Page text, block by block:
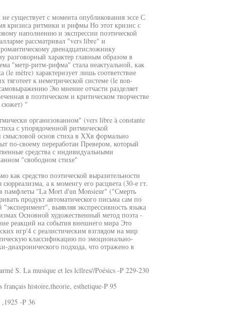
существует с момента опубликования эссе С
кризиса ритмики и рифмы Но этот кризис с
наполнению и экспрессии поэтической
рассматривал "vers libre" и
двенадцатисложнику
разговорный характер главным образом в
"метр-ритм-рифма" стала неактуальной, как
(le mètre) характеризует лишь соответствие
к неметрической системе (le non-
Эю мнение отчасти разделяет
в поэтическом и критическом творчестве
сюжет) "
организованном" (vers libre à constante
с упорядоченной ритмической
основ стиха в ХХв формально
по-своему переработан Превером, который
средства с индивидуальными
"свободном стихе"
как средство поэтической выразительности
а к моменгу его расцвета (30-е гт.
памфлеты "La Mort d'un Monsieur" ("Смерть
продукт автоматического письма сам по
выявляя экспрессивность языка
Основной художественный метод поэта -
реакций на события внешнего мира Это
игр'4 с реалистическим взглядом на мир
классификацию по эмоционально-
диахронического подхода, что отражено в
S. La musique et les lcllres//Poésics -P 229-230
histoire,theorie, esthetique-P 95
-P 36